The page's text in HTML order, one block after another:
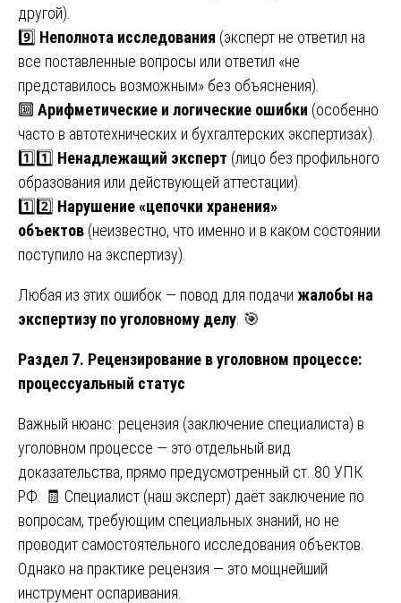
другой).
9️⃣ Неполнота исследования (эксперт не ответил на
все поставленные вопросы или ответил «не
представилось возможным» без объяснения).
🔟 Арифметические и логические ошибки (особенно
часто в автотехнических и бухгалтерских экспертизах).
1️⃣1️⃣ Ненадлежащий эксперт (лицо без профильного
образования или действующей аттестации).
1️⃣2️⃣ Нарушение «цепочки хранения»
объектов (неизвестно, что именно и в каком состоянии
поступило на экспертизу).
Любая из этих ошибок — повод для подачи жалобы на
экспертизу по уголовному делу . 🎯
Раздел 7. Рецензирование в уголовном процессе:
процессуальный статус
Важный нюанс: рецензия (заключение специалиста) в
уголовном процессе — это отдельный вид
доказательства, прямо предусмотренный ст. 80 УПК
РФ. 🧾 Специалист (наш эксперт) даёт заключение по
вопросам, требующим специальных знаний, но не
проводит самостоятельного исследования объектов.
Однако на практике рецензия — это мощнейший
инструмент оспаривания.